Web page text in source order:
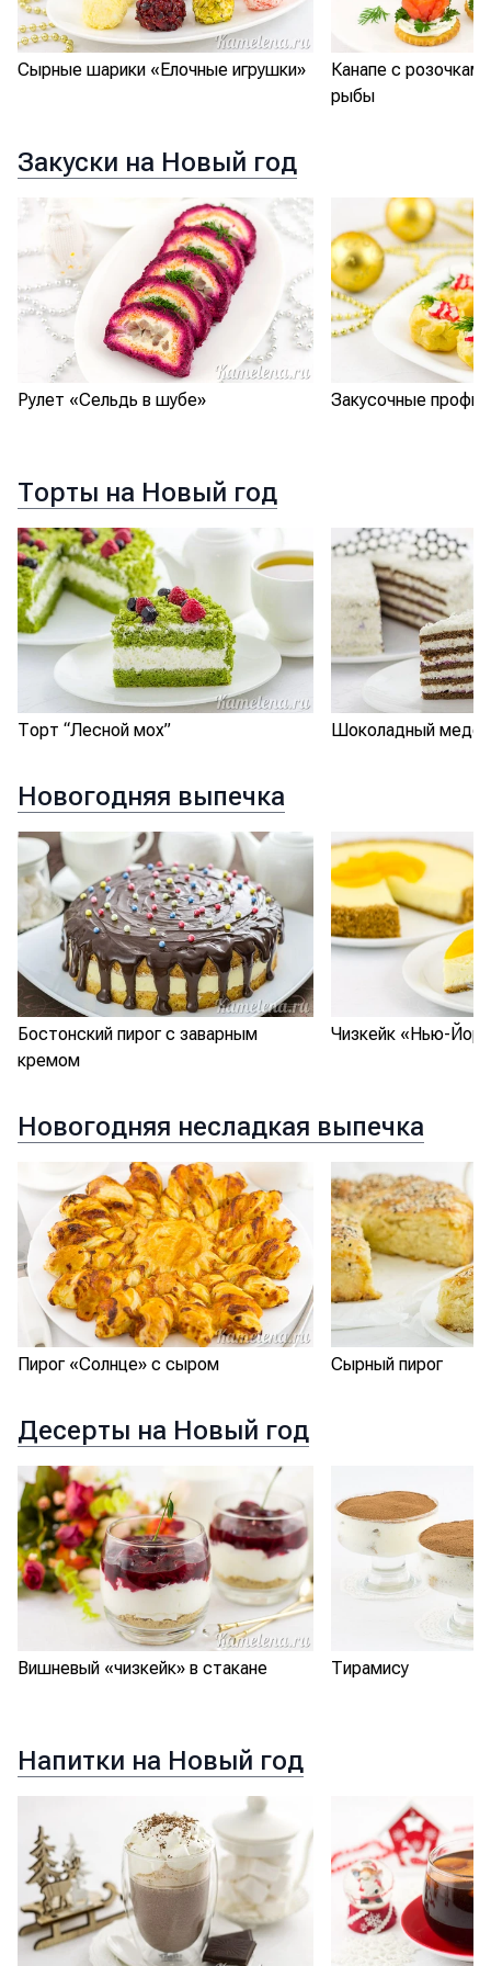
Сырные шарики «Елочные игрушки»
Канапе с
рыбы
Закуски на Новый год
Рулет «Сельдь в шубе» Закусочные
Торты на Новый год
Торт “Лесной мох” Шоколадный
Новогодняя выпечка
Бостонский пирог с заварным
кремом
Чизкейк «Нью-
Новогодняя несладкая выпечка
Пирог «Солнце» с сыром Сырный пирог
Десерты на Новый год
Вишневый «чизкейк» в стакане Тирамису
Напитки на Новый год